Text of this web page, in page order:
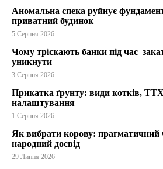
Аномальна спека руйнує
приватний будинок
5 Серпня 2026
Чому тріскають банки під час
уникнути
3 Серпня 2026
Прикатка ґрунту: види котків,
налаштування
1 Серпня 2026
Як вибрати корову: прагматичний
народний досвід
29 Липня 2026